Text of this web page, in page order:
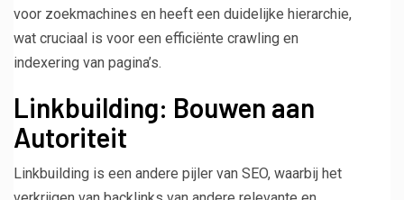
voor zoekmachines en heeft een duidelijke hierarchie,
wat cruciaal is voor een efficiënte crawling en
indexering van pagina’s.
Linkbuilding: Bouwen aan
Autoriteit
Linkbuilding is een andere pijler van SEO, waarbij het